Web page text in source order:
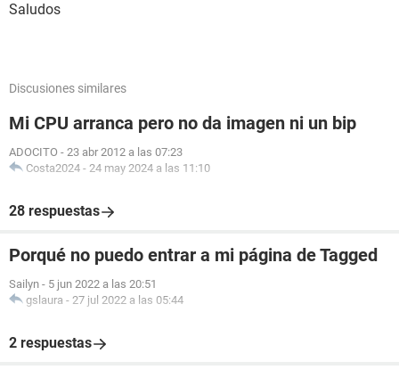
Saludos
Discusiones similares
Mi CPU arranca pero no da imagen ni un bip
ADOCITO - 23 abr 2012 a las 07:23
Costa2024 - 24 may 2024 a las 11:10
28 respuestas
Porqué no puedo entrar a mi página de Tagged
Sailyn - 5 jun 2022 a las 20:51
gslaura - 27 jul 2022 a las 05:44
2 respuestas